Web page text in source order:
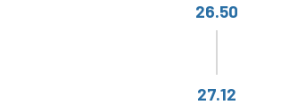
26.50
27.12